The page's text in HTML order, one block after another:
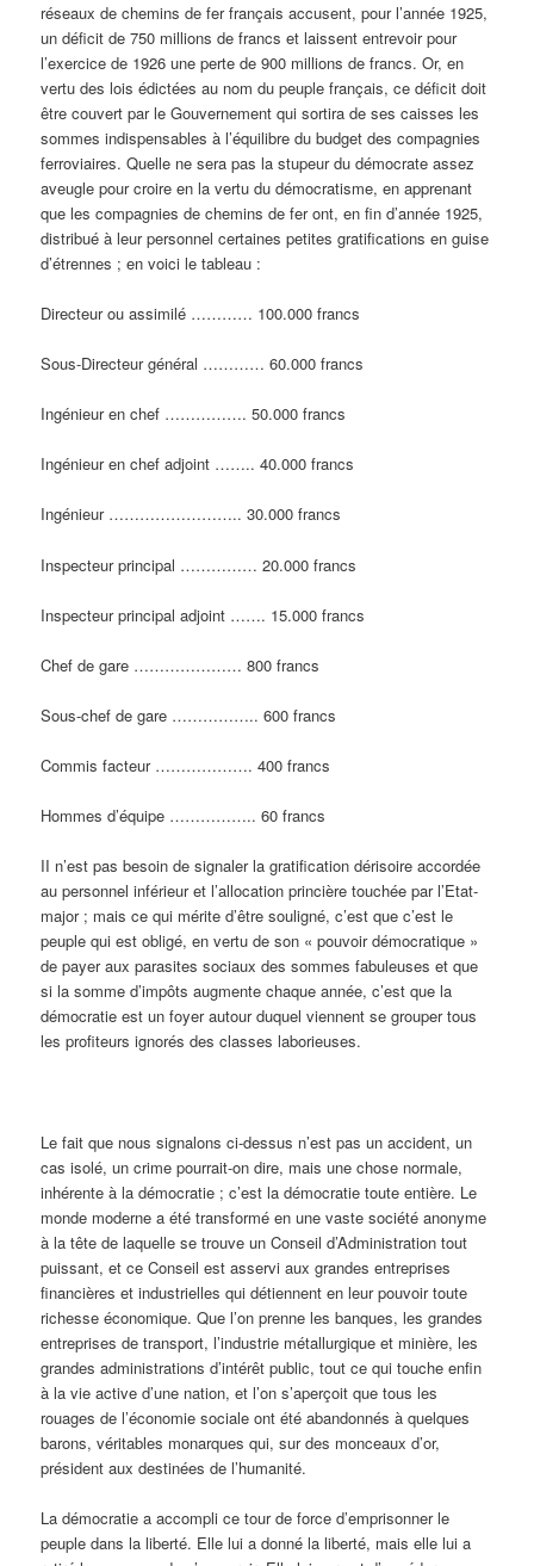
réseaux de chemins de fer français accusent, pour l’année 1925,
un déficit de 750 millions de francs et laissent entrevoir pour
l’exercice de 1926 une perte de 900 millions de francs. Or, en
vertu des lois édictées au nom du peuple français, ce déficit doit
être couvert par le Gouvernement qui sortira de ses caisses les
sommes indispensables à l’équilibre du budget des compagnies
ferroviaires. Quelle ne sera pas la stupeur du démocrate assez
aveugle pour croire en la vertu du démocratisme, en apprenant
que les compagnies de chemins de fer ont, en fin d’année 1925,
distribué à leur personnel certaines petites gratifications en guise
d’étrennes ; en voici le tableau :
Directeur ou assimilé ………… 100.000 francs
Sous-Directeur général ………… 60.000 francs
Ingénieur en chef ……………. 50.000 francs
Ingénieur en chef adjoint …….. 40.000 francs
Ingénieur …………………….. 30.000 francs
Inspecteur principal …………… 20.000 francs
Inspecteur principal adjoint ……. 15.000 francs
Chef de gare ………………… 800 francs
Sous-chef de gare …………….. 600 francs
Commis facteur ………………. 400 francs
Hommes d’équipe …………….. 60 francs
II n’est pas besoin de signaler la gratification dérisoire accordée
au personnel inférieur et l’allocation princière touchée par l’Etat-
major ; mais ce qui mérite d’être souligné, c’est que c’est le
peuple qui est obligé, en vertu de son « pouvoir démocratique »
de payer aux parasites sociaux des sommes fabuleuses et que
si la somme d’impôts augmente chaque année, c’est que la
démocratie est un foyer autour duquel viennent se grouper tous
les profiteurs ignorés des classes laborieuses.
Le fait que nous signalons ci-dessus n’est pas un accident, un
cas isolé, un crime pourrait-on dire, mais une chose normale,
inhérente à la démocratie ; c’est la démocratie toute entière. Le
monde moderne a été transformé en une vaste société anonyme
à la tête de laquelle se trouve un Conseil d’Administration tout
puissant, et ce Conseil est asservi aux grandes entreprises
financières et industrielles qui détiennent en leur pouvoir toute
richesse économique. Que l’on prenne les banques, les grandes
entreprises de transport, l’industrie métallurgique et minière, les
grandes administrations d’intérêt public, tout ce qui touche enfin
à la vie active d’une nation, et l’on s’aperçoit que tous les
rouages de l’économie sociale ont été abandonnés à quelques
barons, véritables monarques qui, sur des monceaux d’or,
président aux destinées de l’humanité.
La démocratie a accompli ce tour de force d’emprisonner le
peuple dans la liberté. Elle lui a donné la liberté, mais elle lui a